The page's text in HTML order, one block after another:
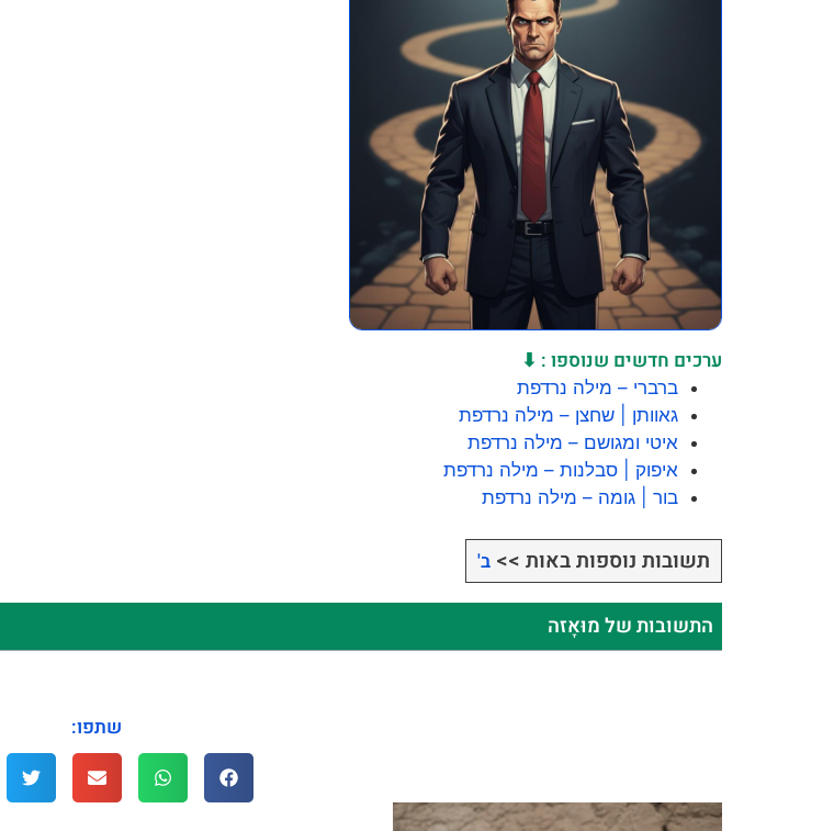
ערכים חדשים שנוספו : ⬇
ברברי – מילה נרדפת
גאוותן | שחצן – מילה נרדפת
איטי ומגושם – מילה נרדפת
איפוק | סבלנות – מילה נרדפת
בור | גומה – מילה נרדפת
תשובות נוספות באות >> ב'
התשובות של מוּאָזה
שתפו: